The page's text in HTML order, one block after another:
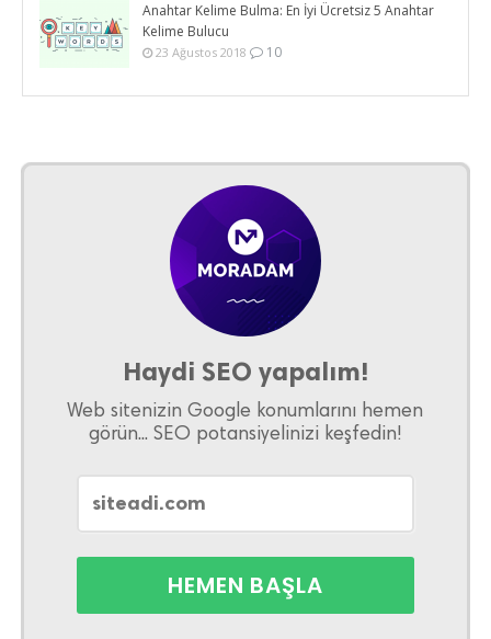
Anahtar Kelime Bulma: En İyi Ücretsiz 5 Anahtar
Kelime Bulucu
23 Ağustos 2018 10
Haydi SEO yapalım!
Web sitenizin Google konumlarını hemen
görün... SEO potansiyelinizi keşfedin!